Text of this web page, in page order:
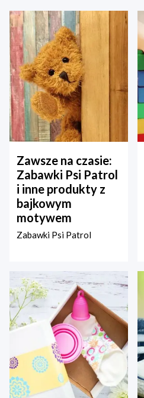
Zawsze na czasie:
Zabawki Psi Patrol
i inne produkty z
bajkowym
motywem
Zabawki Psi Patrol